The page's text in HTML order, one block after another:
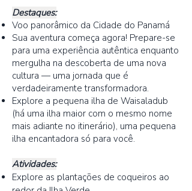
Destaques:
Voo panorâmico da Cidade do Panamá
Sua aventura começa agora! Prepare-se
para uma experiência autêntica enquanto
mergulha na descoberta de uma nova
cultura — uma jornada que é
verdadeiramente transformadora.
Explore a pequena ilha de Waisaladub
(há uma ilha maior com o mesmo nome
mais adiante no itinerário), uma pequena
ilha encantadora só para você.
Atividades:
Explore as plantações de coqueiros ao